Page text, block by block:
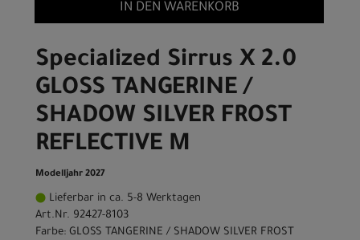
IN DEN WARENKORB
Specialized Sirrus X 2.0
GLOSS TANGERINE /
SHADOW SILVER FROST
REFLECTIVE M
Modelljahr 2027
Lieferbar in ca. 5-8 Werktagen
Art.Nr. 92427-8103
Farbe: GLOSS TANGERINE / SHADOW SILVER FROST